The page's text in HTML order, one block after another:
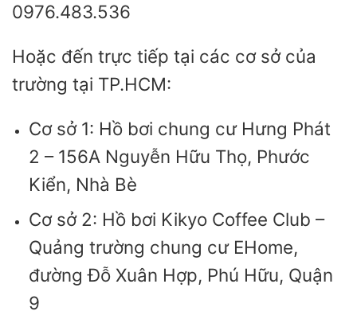
0976.483.536
Hoặc đến trực tiếp tại các cơ sở của
trường tại TP.HCM:
Cơ sở 1: Hồ bơi chung cư Hưng Phát
2 – 156A Nguyễn Hữu Thọ, Phước
Kiển, Nhà Bè
Cơ sở 2: Hồ bơi Kikyo Coffee Club –
Quảng trường chung cư EHome,
đường Đỗ Xuân Hợp, Phú Hữu, Quận
9